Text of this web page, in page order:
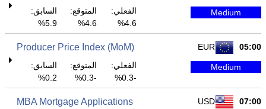
Medium
الفعلي:
4.6%
المتوقع:
4.6%
السابق:
5.9%
05:00
EUR
Producer Price Index (MoM)
Medium
الفعلي:
-0.3%
المتوقع:
-0.3%
السابق:
0.2%
07:00
USD
MBA Mortgage Applications